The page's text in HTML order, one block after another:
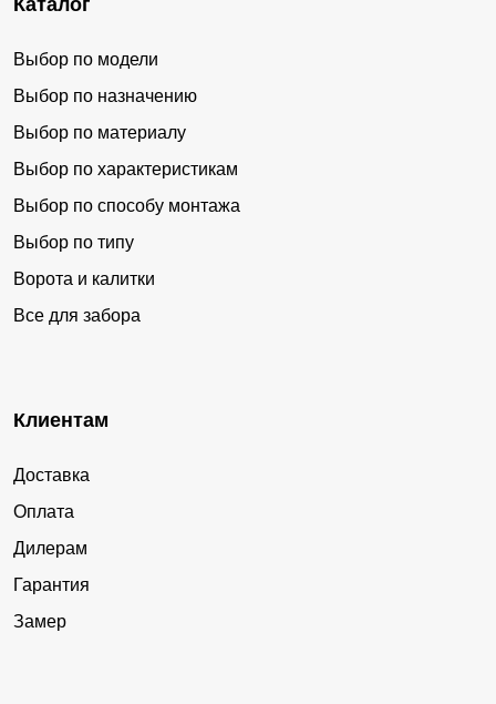
Каталог
Выбор по модели
Выбор по назначению
Выбор по материалу
Выбор по характеристикам
Выбор по способу монтажа
Выбор по типу
Ворота и калитки
Все для забора
Клиентам
Доставка
Оплата
Дилерам
Гарантия
Замер